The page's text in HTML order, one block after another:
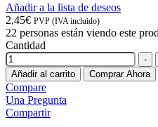
Añadir a la lista de deseos
2,45€ PVP (IVA incluido)
22 personas están viendo este
Cantidad
-
Añadir al carrito
Comprar Ahora
Compare
Una Pregunta
Compartir